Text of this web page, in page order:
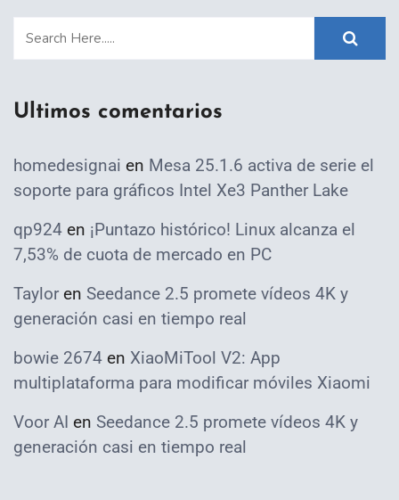
Ultimos comentarios
homedesignai en Mesa 25.1.6 activa de serie el
soporte para gráficos Intel Xe3 Panther Lake
qp924 en ¡Puntazo histórico! Linux alcanza el
7,53% de cuota de mercado en PC
Taylor en Seedance 2.5 promete vídeos 4K y
generación casi en tiempo real
bowie 2674 en XiaoMiTool V2: App
multiplataforma para modificar móviles Xiaomi
Voor AI en Seedance 2.5 promete vídeos 4K y
generación casi en tiempo real